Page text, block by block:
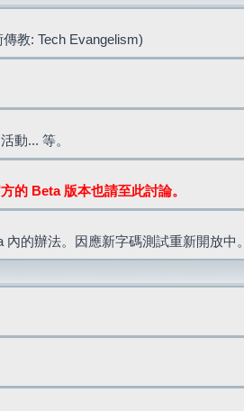
教: Tech Evangelism)
動... 等。
的 Beta 版本也請至此討論。
的辦法。因應新字碼測試重新開放中。